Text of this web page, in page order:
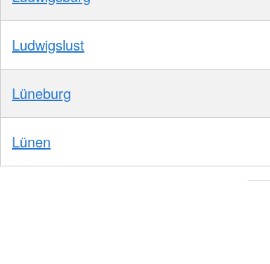
Ludwigslust
Lüneburg
Lünen